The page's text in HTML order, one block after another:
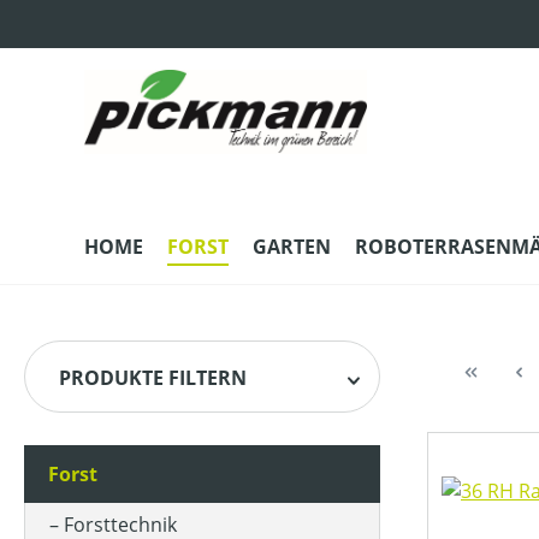
HOME FORST GARTEN
PRODUKTE FILTERN
HERSTELLER
Forst
Forsttechnik